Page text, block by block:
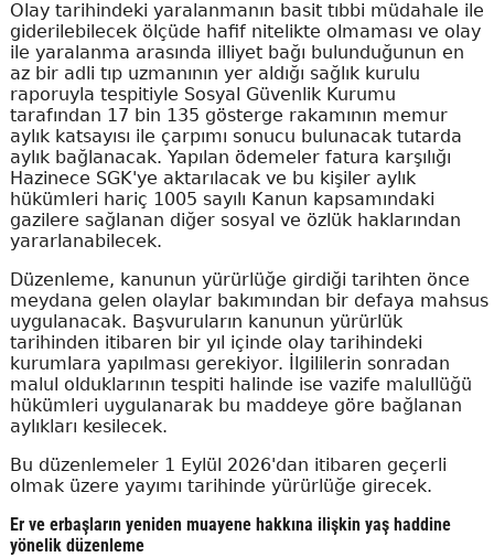
Olay tarihindeki yaralanmanın basit tıbbi müdahale ile
giderilebilecek ölçüde hafif nitelikte olmaması ve olay
ile yaralanma arasında illiyet bağı bulunduğunun en
az bir adli tıp uzmanının yer aldığı sağlık kurulu
raporuyla tespitiyle Sosyal Güvenlik Kurumu
tarafından 17 bin 135 gösterge rakamının memur
aylık katsayısı ile çarpımı sonucu bulunacak tutarda
aylık bağlanacak. Yapılan ödemeler fatura karşılığı
Hazinece SGK'ye aktarılacak ve bu kişiler aylık
hükümleri hariç 1005 sayılı Kanun kapsamındaki
gazilere sağlanan diğer sosyal ve özlük haklarından
yararlanabilecek.
Düzenleme, kanunun yürürlüğe girdiği tarihten önce
meydana gelen olaylar bakımından bir defaya mahsus
uygulanacak. Başvuruların kanunun yürürlük
tarihinden itibaren bir yıl içinde olay tarihindeki
kurumlara yapılması gerekiyor. İlgililerin sonradan
malul olduklarının tespiti halinde ise vazife malullüğü
hükümleri uygulanarak bu maddeye göre bağlanan
aylıkları kesilecek.
Bu düzenlemeler 1 Eylül 2026'dan itibaren geçerli
olmak üzere yayımı tarihinde yürürlüğe girecek.
Er ve erbaşların yeniden muayene hakkına ilişkin yaş haddine
yönelik düzenleme